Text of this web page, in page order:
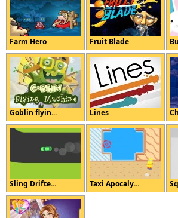
Farm Hero Fruit Blade
Goblin flyin... Lines
Sling Drifte... Taxi Apocaly...